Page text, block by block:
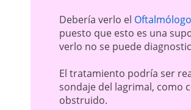
Debería verlo el Oftalmólogo
puesto que esto es una
verlo no se puede
El tratamiento podría ser
sondaje del lagrimal, como
obstruido.